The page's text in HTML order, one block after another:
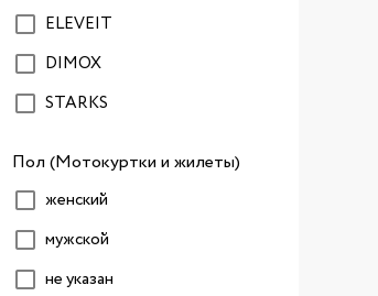
ELEVEIT
DIMOX
STARKS
Пол (Мотокуртки и жилеты)
женский
мужской
не указан